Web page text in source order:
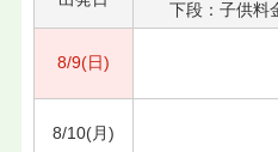
下段：子供料
8/9(日)
8/10(月)